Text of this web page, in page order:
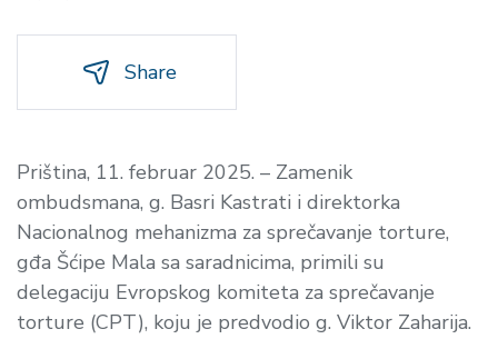
Share
Priština, 11. februar 2025. – Zamenik
ombudsmana, g. Basri Kastrati i direktorka
Nacionalnog mehanizma za sprečavanje torture,
gđa Šćipe Mala sa saradnicima, primili su
delegaciju Evropskog komiteta za sprečavanje
torture (CPT), koju je predvodio g. Viktor Zaharija.